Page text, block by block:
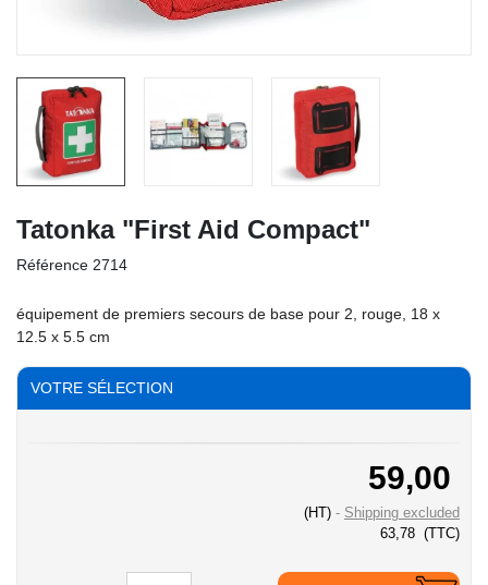
Tatonka "First Aid Compact"
Référence 2714
équipement de premiers secours de base pour 2, rouge, 18 x
12.5 x 5.5 cm
VOTRE SÉLECTION
59,00
(HT)
Shipping excluded
63,78 (TTC)